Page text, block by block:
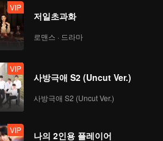
VIP
저일초과화
로맨스 · 드라마
VIP
사방극애 S2 (Uncut Ver.)
사방극애 S2 (Uncut Ver.)
VIP
나의 2인용 플레이어